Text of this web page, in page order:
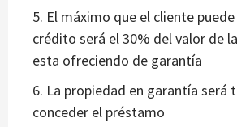
El máximo que el cliente
crédito será el 30% del valor de
esta ofreciendo de garantía
La propiedad en garantía será
conceder el préstamo